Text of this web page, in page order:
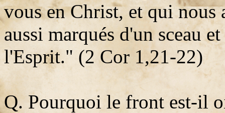
vous en Christ, et qui nous
aussi marqués d'un sceau
l'Esprit." (2 Cor 1,21-22)
Q. Pourquoi le front est-il